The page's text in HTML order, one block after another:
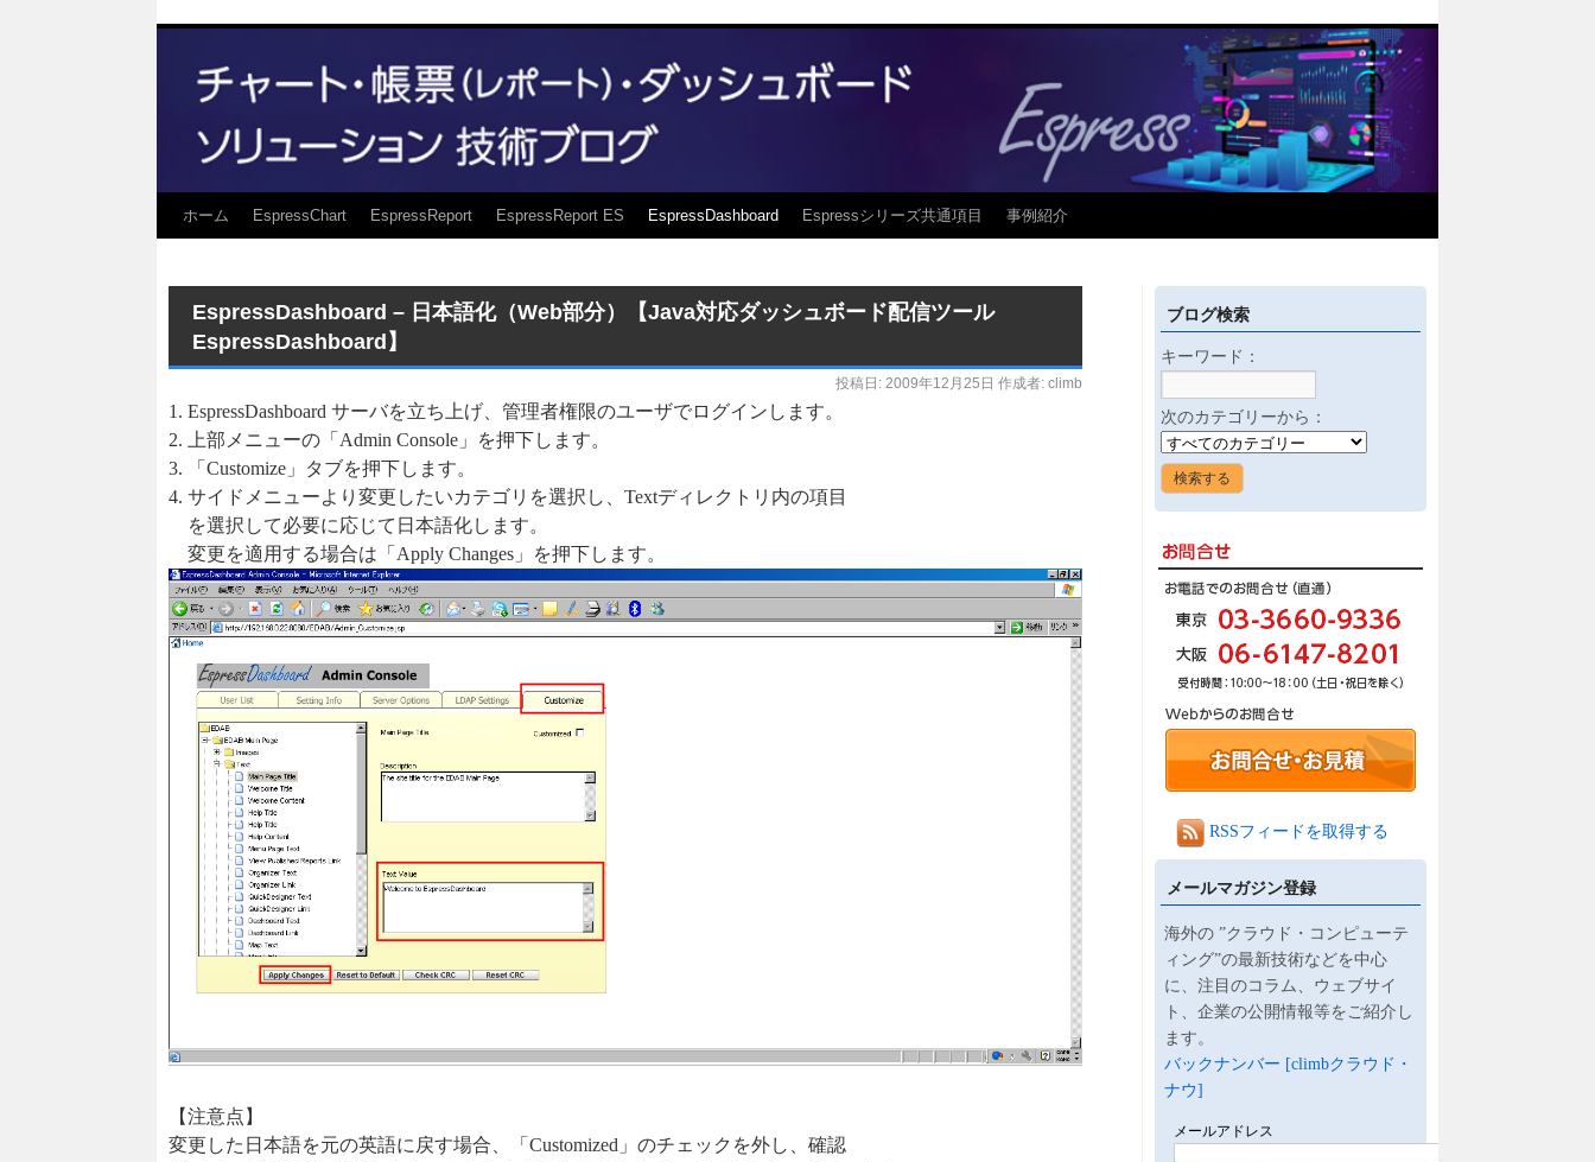
ホーム EspressChart EspressReport EspressReport ES EspressDashboard Espressシリーズ共通項目 事例紹介
EspressDashboard – 日本語化（Web部分）【Java対応ダッシュボード配信ツール
EspressDashboard】
投稿日: 2009年12月25日 作成者: climb
1. EspressDashboard サーバを立ち上げ、管理者権限のユーザでログインします。
2. 上部メニューの「Admin Console」を押下します。
3. 「Customize」タブを押下します。
4. サイドメニューより変更したいカテゴリを選択し、Textディレクトリ内の項目
を選択して必要に応じて日本語化します。
変更を適用する場合は「Apply Changes」を押下します。
【注意点】
変更した日本語を元の英語に戻す場合、「Customized」のチェックを外し、確認
ブログ検索
キーワード：
次のカテゴリーから：
RSSフィードを取得する
メールマガジン登録
海外の ”クラウド・コンピューテ
ィング”の最新技術などを中心
に、注目のコラム、ウェブサイ
ト、企業の公開情報等をご紹介し
ます。
バックナンバー [climbクラウド・
ナウ]